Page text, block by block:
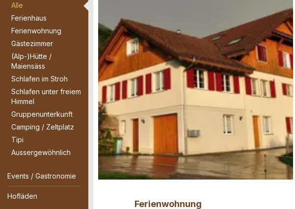
Alle
Ferienhaus
Ferienwohnung
Gästezimmer
(Alp-)Hütte /
Maiensäss
Schlafen im Stroh
Schlafen unter freiem
Himmel
Gruppenunterkunft
Camping / Zeltplatz
Tipi
Aussergewöhnlich
Events / Gastronomie
Hofläden
Ferienwohnung